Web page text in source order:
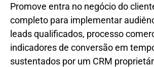
Promove entra no negócio do
completo para implementar
leads qualificados, processo
indicadores de conversão em
sustentados por um CRM